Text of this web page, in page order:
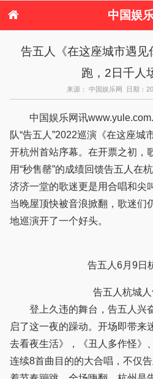
中国娱
港台娱乐
日本娱乐
音乐新闻
港台明星八卦
日本韩国明星
告五人《在这座城市遇
跑，2日千人
来源： 中国娱乐网 日期：
中国娱乐网讯
队“告五人”2022巡演《在这座城
开杭州首站序幕。在开票之初，
用“秒售罄”的成绩回馈告五人在
济济一堂的歌迷更是用合唱和尖
当晚屋顶快被音浪掀翻，歌迷们
地巡演开了一个好头。
告五人6月9日
告五人杭城
登上久违的舞台，告五人兴
启了这一夜的躁动。开场即带来
去看夜生活》，《丑人多作怪》
连续8首曲目的的大合唱，不仅